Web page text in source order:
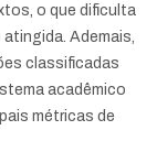
o que dificulta
Ademais,
classificadas
acadêmico
métricas de